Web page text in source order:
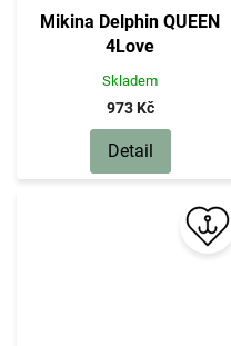
Mikina Delphin QUEEN
4Love
Skladem
973 Kč
Detail